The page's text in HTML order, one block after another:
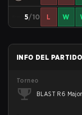
5/10 L W
INFO DEL PARTIDO
Torneo
BLAST R6